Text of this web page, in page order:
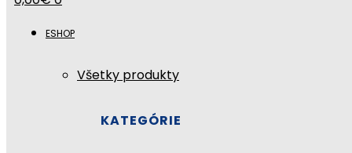
ESHOP
Všetky produkty
KATEGÓRIE